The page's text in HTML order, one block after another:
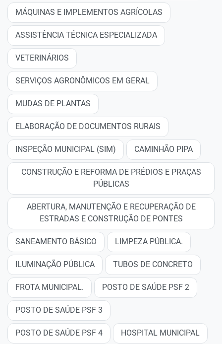
MÁQUINAS E IMPLEMENTOS AGRÍCOLAS
ASSISTÊNCIA TÉCNICA ESPECIALIZADA
VETERINÁRIOS
SERVIÇOS AGRONÔMICOS EM GERAL
MUDAS DE PLANTAS
ELABORAÇÃO DE DOCUMENTOS RURAIS
INSPEÇÃO MUNICIPAL (SIM) CAMINHÃO PIPA
CONSTRUÇÃO E REFORMA DE PRÉDIOS E PRAÇAS
PÚBLICAS
ABERTURA, MANUTENÇÃO E RECUPERAÇÃO DE
ESTRADAS E CONSTRUÇÃO DE PONTES
SANEAMENTO BÁSICO LIMPEZA PÚBLICA.
ILUMINAÇÃO PÚBLICA TUBOS DE CONCRETO
FROTA MUNICIPAL. POSTO DE SAÚDE PSF 2
POSTO DE SAÚDE PSF 3
POSTO DE SAÚDE PSF 4 HOSPITAL MUNICIPAL